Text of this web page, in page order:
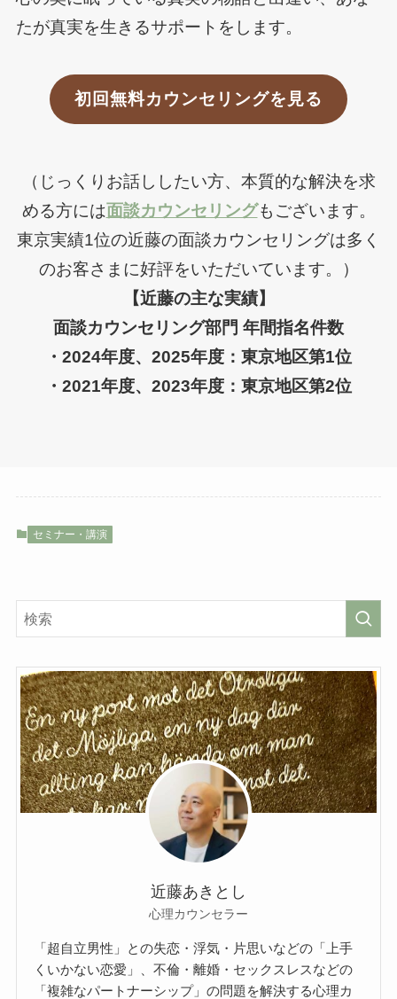
たが真実を生きるサポートをします。
初回無料カウンセリングを見る
（じっくりお話ししたい方、本質的な解決を求
める方には面談カウンセリングもございます。
東京実績1位の近藤の面談カウンセリングは多く
のお客さまに好評をいただいています。）
【近藤の主な実績】
面談カウンセリング部門 年間指名件数
・2024年度、2025年度：東京地区第1位
・2021年度、2023年度：東京地区第2位
セミナー・講演
近藤あきとし
心理カウンセラー
「超自立男性」との失恋・浮気・片思いなどの「上手
くいかない恋愛」、不倫・離婚・セックスレスなどの
「複雑なパートナーシップ」の問題を解決する心理カ